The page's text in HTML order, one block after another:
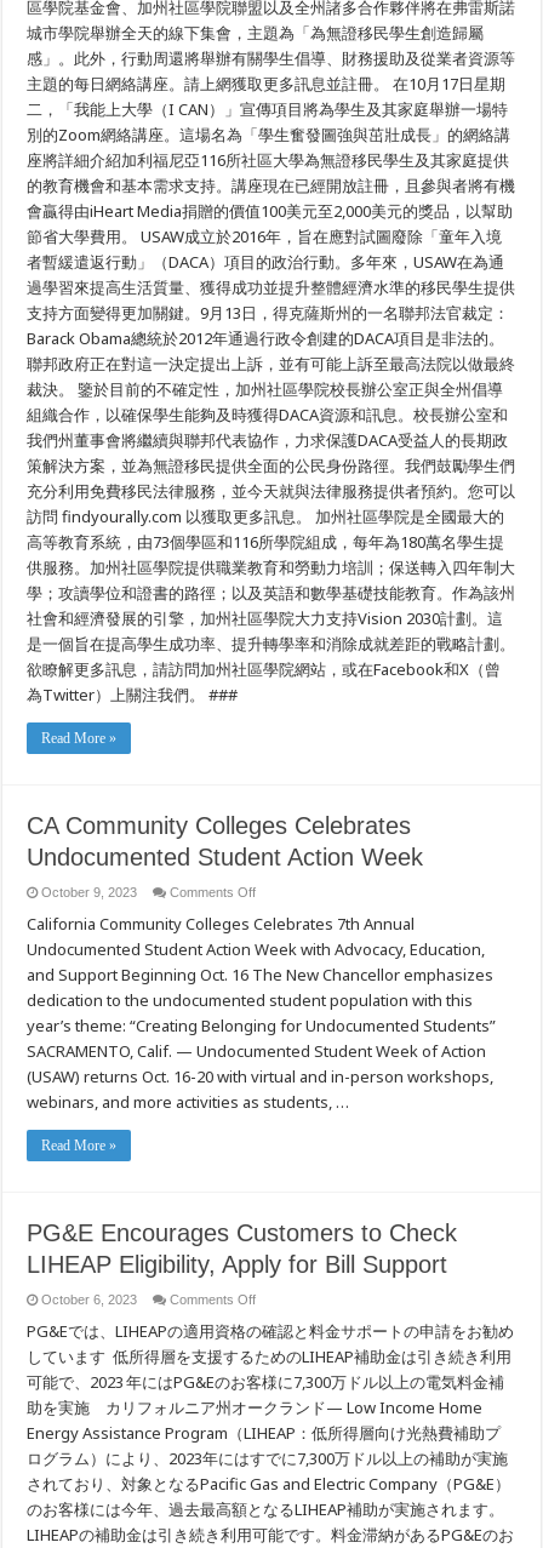
區學院基金會、加州社區學院聯盟以及全州諸多合作夥伴將在弗雷斯諾
城市學院舉辦全天的線下集會，主題為「為無證移民學生創造歸屬
感」。此外，行動周還將舉辦有關學生倡導、財務援助及從業者資源等
主題的每日網絡講座。請上網獲取更多訊息並註冊。 在10月17日星期
二，「我能上大學（I CAN）」宣傳項目將為學生及其家庭舉辦一場特
別的Zoom網絡講座。這場名為「學生奮發圖強與茁壯成長」的網絡講
座將詳細介紹加利福尼亞116所社區大學為無證移民學生及其家庭提供
的教育機會和基本需求支持。講座現在已經開放註冊，且參與者將有機
會贏得由iHeart Media捐贈的價值100美元至2,000美元的獎品，以幫助
節省大學費用。 USAW成立於2016年，旨在應對試圖廢除「童年入境
者暫緩遣返行動」（DACA）項目的政治行動。多年來，USAW在為通
過學習來提高生活質量、獲得成功並提升整體經濟水準的移民學生提供
支持方面變得更加關鍵。9月13日，得克薩斯州的一名聯邦法官裁定：
Barack Obama總統於2012年通過行政令創建的DACA項目是非法的。
聯邦政府正在對這一決定提出上訴，並有可能上訴至最高法院以做最終
裁決。 鑒於目前的不確定性，加州社區學院校長辦公室正與全州倡導
組織合作，以確保學生能夠及時獲得DACA資源和訊息。校長辦公室和
我們州董事會將繼續與聯邦代表協作，力求保護DACA受益人的長期政
策解決方案，並為無證移民提供全面的公民身份路徑。我們鼓勵學生們
充分利用免費移民法律服務，並今天就與法律服務提供者預約。您可以
訪問 findyourally.com 以獲取更多訊息。 加州社區學院是全國最大的
高等教育系統，由73個學區和116所學院組成，每年為180萬名學生提
供服務。加州社區學院提供職業教育和勞動力培訓；保送轉入四年制大
學；攻讀學位和證書的路徑；以及英語和數學基礎技能教育。作為該州
社會和經濟發展的引擎，加州社區學院大力支持Vision 2030計劃。這
是一個旨在提高學生成功率、提升轉學率和消除成就差距的戰略計劃。
欲瞭解更多訊息，請訪問加州社區學院網站，或在Facebook和X（曾
為Twitter）上關注我們。 ###
Read More »
CA Community Colleges Celebrates
Undocumented Student Action Week
October 9, 2023 Comments Offon
Community
Colleges
Celebrates
Student
Action
Week
California Community Colleges Celebrates 7th Annual
Undocumented Student Action Week with Advocacy, Education,
and Support Beginning Oct. 16 The New Chancellor emphasizes
dedication to the undocumented student population with this
year’s theme: “Creating Belonging for Undocumented Students”
SACRAMENTO, Calif. — Undocumented Student Week of Action
(USAW) returns Oct. 16-20 with virtual and in-person workshops,
webinars, and more activities as students, …
Read More »
PG&E Encourages Customers to Check
LIHEAP Eligibility, Apply for Bill Support
October 6, 2023 Comments Offon
Encourages
Customers
to
LIHEAP
Eligibility,
Apply
for
Bill
Support
PG&Eでは、LIHEAPの適用資格の確認と料金サポートの申請をお勧め
しています 低所得層を支援するためのLIHEAP補助金は引き続き利用
可能で、2023 年にはPG&Eのお客様に7,300万ドル以上の電気料金補
助を実施 カリフォルニア州オークランド— Low Income Home
Energy Assistance Program（LIHEAP：低所得層向け光熱費補助プ
ログラム）により、2023年にはすでに7,300万ドル以上の補助が実施
されており、対象となるPacific Gas and Electric Company（PG&E）
のお客様には今年、過去最高額となるLIHEAP補助が実施されます。
LIHEAPの補助金は引き続き利用可能です。料金滞納があるPG&Eのお